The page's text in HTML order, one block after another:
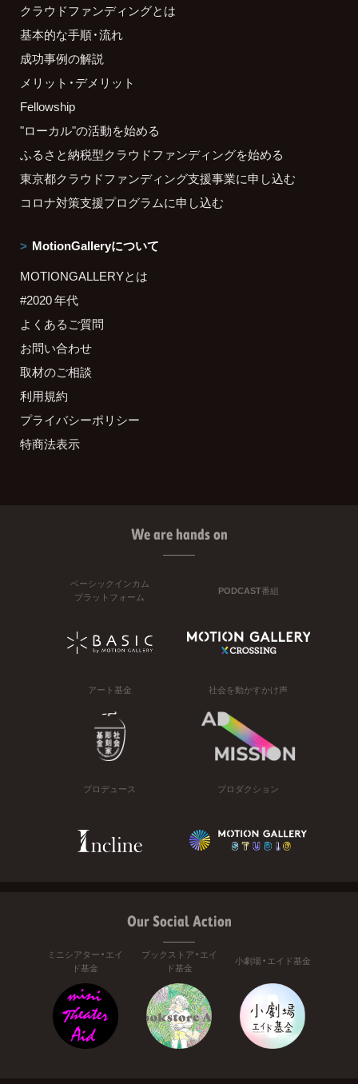
クラウドファンディングとは
基本的な手順・流れ
成功事例の解説
メリット・デメリット
Fellowship
"ローカル"の活動を始める
ふるさと納税型クラウドファンディングを始める
東京都クラウドファンディング支援事業に申し込む
コロナ対策支援プログラムに申し込む
MotionGalleryについて
MOTIONGALLERYとは
#2020 年代
よくあるご質問
お問い合わせ
取材のご相談
利用規約
プライバシーポリシー
特商法表示
We are hands on
ベーシックインカム
プラットフォーム
PODCAST番組
アート基金 社会を動かすかけ声
プロデュース プロダクション
Our Social Action
ミニシアター・エイ
ド基金
ブックストア・エイ
ド基金
小劇場・エイド基金